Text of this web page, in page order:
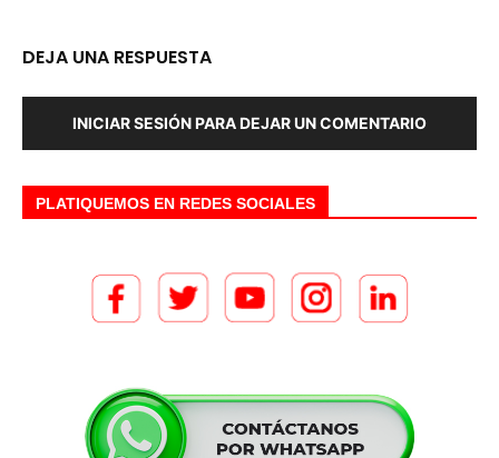
DEJA UNA RESPUESTA
INICIAR SESIÓN PARA DEJAR UN COMENTARIO
PLATIQUEMOS EN REDES SOCIALES